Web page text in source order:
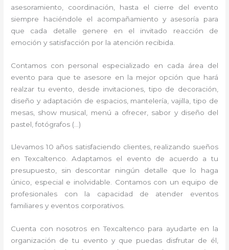
asesoramiento, coordinación, hasta el cierre del evento
siempre haciéndole el acompañamiento y asesoría para
que cada detalle genere en el invitado reacción de
emoción y satisfacción por la atención recibida.
Contamos con personal especializado en cada área del
evento para que te asesore en la mejor opción que hará
realzar tu evento, desde invitaciones, tipo de decoración,
diseño y adaptación de espacios, mantelería, vajilla, tipo de
mesas, show musical, menú a ofrecer, sabor y diseño del
pastel, fotógrafos (…)
Llevamos 10 años satisfaciendo clientes, realizando sueños
en Texcaltenco. Adaptamos el evento de acuerdo a tu
presupuesto, sin descontar ningún detalle que lo haga
único, especial e inolvidable. Contamos con un equipo de
profesionales con la capacidad de atender eventos
familiares y eventos corporativos.
Cuenta con nosotros en Texcaltenco para ayudarte en la
organización de tu evento y que puedas disfrutar de él,